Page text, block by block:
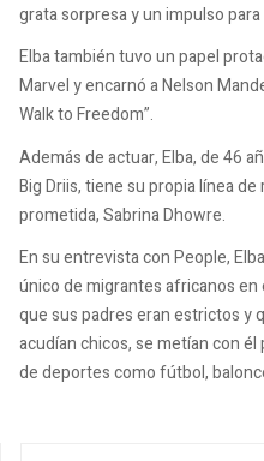
grata sorpresa y un impulso para
Elba también tuvo un papel
Marvel y encarnó a Nelson
Walk to Freedom”.
Además de actuar, Elba, de 46
Big Driis, tiene su propia línea
prometida, Sabrina Dhowre.
En su entrevista con People,
único de migrantes africanos en
que sus padres eran estrictos y
acudían chicos, se metían con
de deportes como fútbol,